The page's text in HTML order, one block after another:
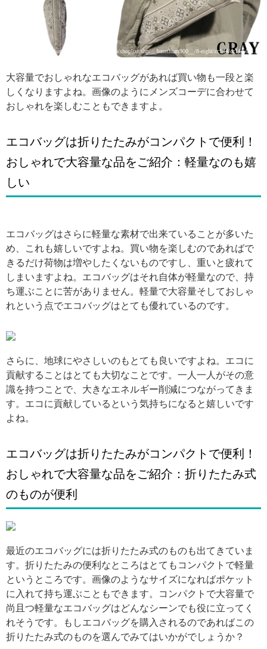
引用: https://cdn.thumb.shop-list.com/res/up/shoplist/shp/__basethum900__/8-eight/cc144/cc144-04.jpg
大容量でおしゃれなエコバッグがあれば買い物も一段と楽
しくなりますよね。画像のようにメンズコーデに合わせて
おしゃれを楽しむこともできますよ。
エコバッグは折りたたみがコンパクトで便利！
おしゃれで大容量な品をご紹介：軽量なのも嬉
しい
エコバッグはさらに軽量な素材で出来ていることが多いた
め、これも嬉しいですよね。買い物を楽しむのであればで
きるだけ荷物は増やしたくないものですし、重いと疲れて
しまいますよね。エコバッグはそれ自体が軽量なので、持
ち運ぶことに苦がありません。軽量で大容量そしておしゃ
れという点でエコバッグはとても優れているのです。
引用: https://i.pinimg.com/originals/cc/18/77/cc1877cc1c928ea0f49a8e989aad613c.jpg
さらに、地球にやさしいのもとても良いですよね。エコに
貢献することはとても大切なことです。一人一人がその意
識を持つことで、大きなエネルギー削減につながってきま
す。エコに貢献しているという気持ちになると嬉しいです
よね。
エコバッグは折りたたみがコンパクトで便利！
おしゃれで大容量な品をご紹介：折りたたみ式
のものが便利
引用: http://draweyes.jp/wildthunder/wp-content/themes/stinger2/images/wild03.jpg
最近のエコバッグには折りたたみ式のものも出てきていま
す。折りたたみの便利なところはとてもコンパクトで軽量
というところです。画像のようなサイズになればポケット
に入れて持ち運ぶこともできます。コンパクトで大容量で
尚且つ軽量なエコバッグはどんなシーンでも役に立ってく
れそうです。もしエコバッグを購入されるのであればこの
折りたたみ式のものを選んでみてはいかがでしょうか？